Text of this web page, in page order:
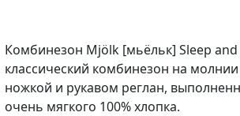
Комбинезон Mjölk [мьёльк] Sleep
классический комбинезон на
ножкой и рукавом реглан,
очень мягкого 100% хлопка.